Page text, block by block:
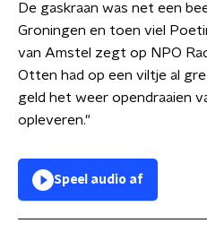
De gaskraan was net een
Groningen en toen viel
van Amstel zegt op NPO
Otten had op een viltje al
geld het weer opendraaien
opleveren."
Speel audio af